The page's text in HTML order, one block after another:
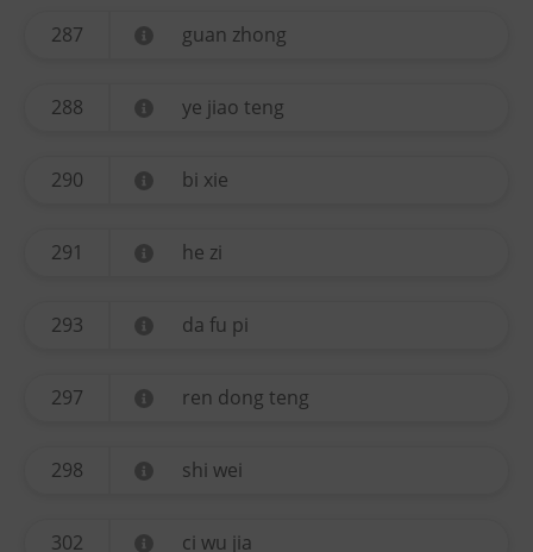
287 guan zhong
288 ye jiao teng
290 bi xie
291 he zi
293 da fu pi
297 ren dong teng
298 shi wei
302 ci wu jia